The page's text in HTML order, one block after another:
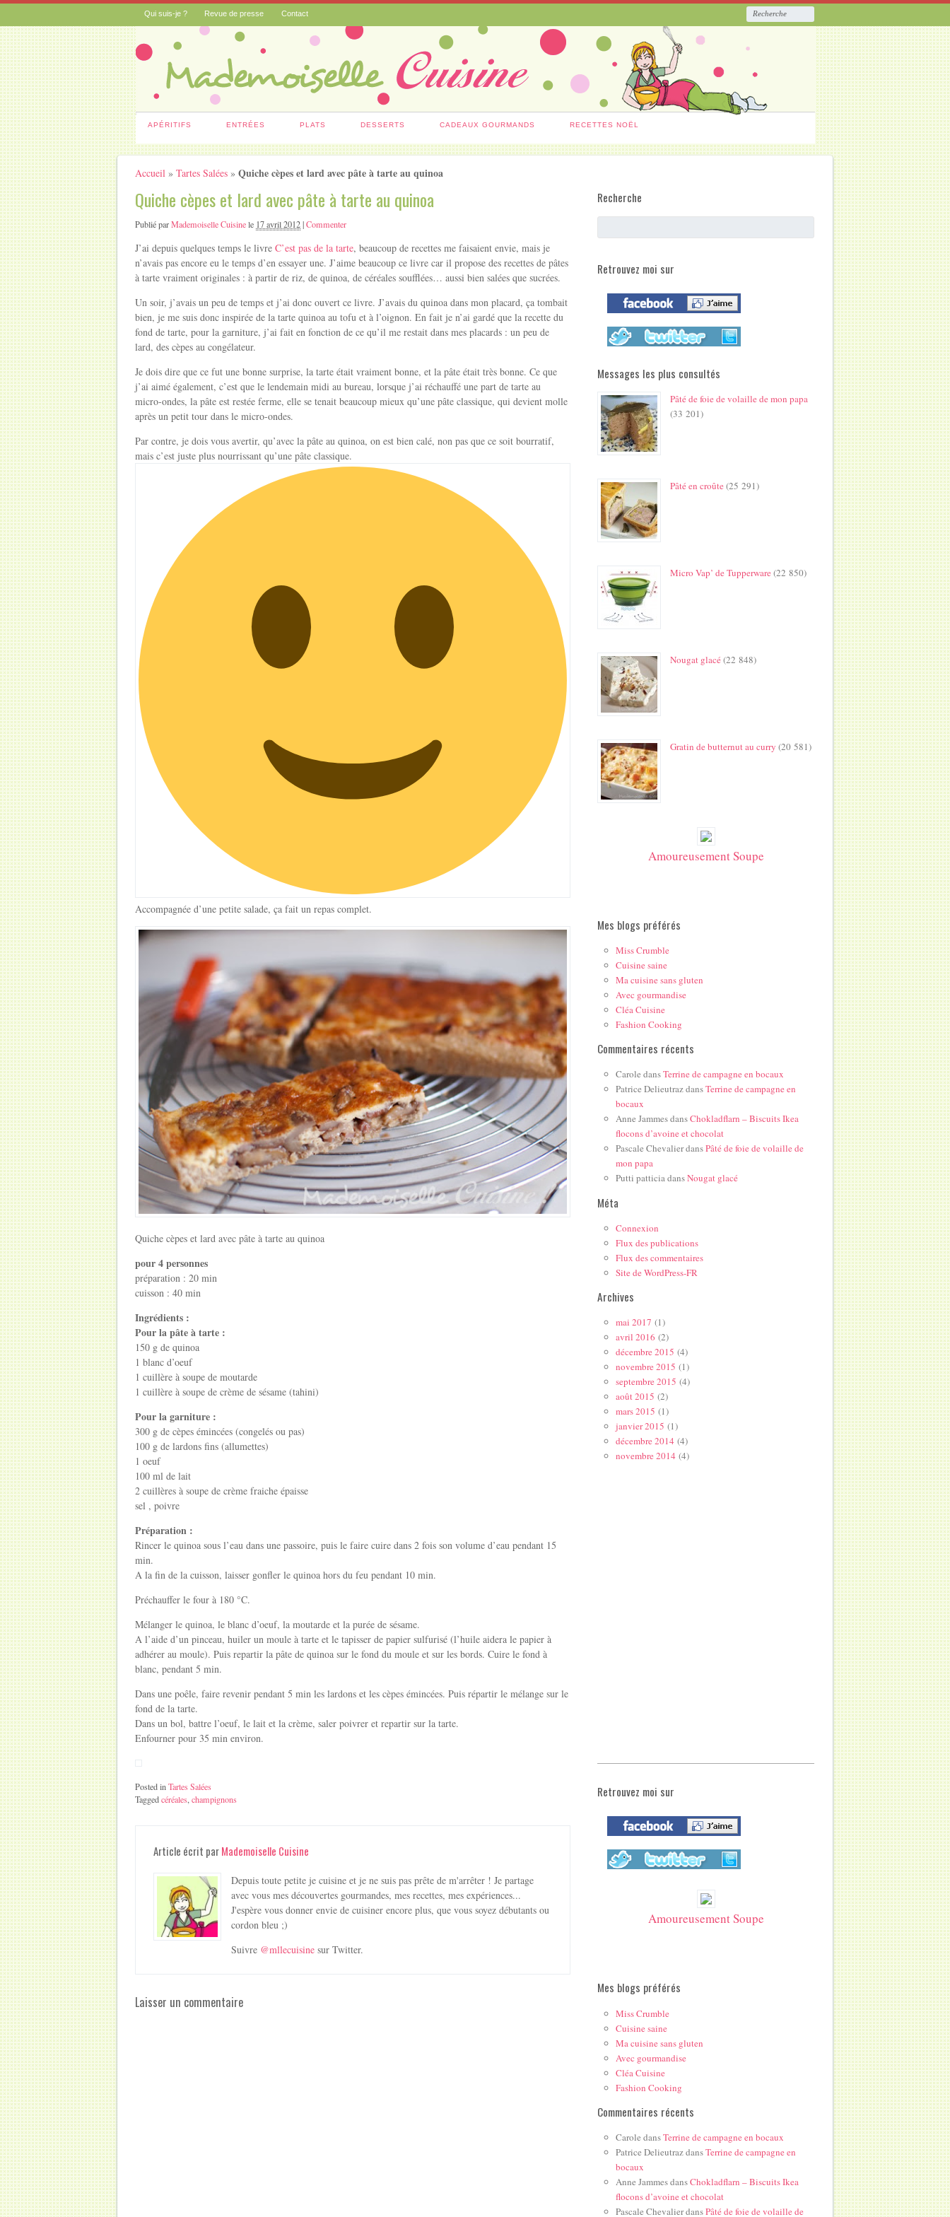
Qui suis-je ? Revue de presse Contact
APÉRITIFS ENTRÉES PLATS DESSERTS CADEAUX GOURMANDS RECETTES NOËL
Accueil »Tartes Salées »Quiche cèpes et lard avec pâte à tarte au quinoa
Quiche cèpes et lard avec pâte à tarte au quinoa
Publié parMademoiselle Cuisinele 17 avril 2012|Commenter
J’ai depuis quelques temps le livreC’est pas de la tarte, beaucoup de recettes me faisaient envie, mais je
n’avais pas encore eu le temps d’en essayer une. J’aime beaucoup ce livre car il propose des recettes de pâtes
à tarte vraiment originales : à partir de riz, de quinoa, de céréales soufflées… aussi bien salées que sucrées.
Un soir, j’avais un peu de temps et j’ai donc ouvert ce livre. J’avais du quinoa dans mon placard, ça tombait
bien, je me suis donc inspirée de la tarte quinoa au tofu et à l’oignon. En fait je n’ai gardé que la recette du
fond de tarte, pour la garniture, j’ai fait en fonction de ce qu’il me restait dans mes placards : un peu de
lard, des cèpes au congélateur.
Je dois dire que ce fut une bonne surprise, la tarte était vraiment bonne, et la pâte était très bonne. Ce que
j’ai aimé également, c’est que le lendemain midi au bureau, lorsque j’ai réchauffé une part de tarte au
micro-ondes, la pâte est restée ferme, elle se tenait beaucoup mieux qu’une pâte classique, qui devient molle
après un petit tour dans le micro-ondes.
Par contre, je dois vous avertir, qu’avec la pâte au quinoa, on est bien calé, non pas que ce soit bourratif,
mais c’est juste plus nourrissant qu’une pâte classique.
Accompagnée d’une petite salade, ça fait un repas complet.
Quiche cèpes et lard avec pâte à tarte au quinoa
pour4 personnes
préparation :20 min
cuisson :40 min
Ingrédients :
Pour la pâte à tarte :
150 gdequinoa
1blanc d’oeuf
1 cuillère à soupe demoutarde
1 cuillère à soupe decrème de sésame (tahini)
Pour la garniture :
300 gdecèpes émincées (congelés ou pas)
100 gdelardons fins (allumettes)
1 oeuf
100 ml delait
2 cuillères à soupe decrème fraiche épaisse
sel ,poivre
Préparation :
Rincer le quinoa sous l’eau dans une passoire, puis le faire cuire dans 2 fois son volume d’eau pendant 15
min.
A la fin de la cuisson, laisser gonfler le quinoa hors du feu pendant 10 min.
Préchauffer le four à 180 °C.
Mélanger le quinoa, le blanc d’oeuf, la moutarde et la purée de sésame.
A l’aide d’un pinceau, huiler un moule à tarte et le tapisser de papier sulfurisé (l’huile aidera le papier à
adhérer au moule). Puis repartir la pâte de quinoa sur le fond du moule et sur les bords. Cuire le fond à
blanc, pendant 5 min.
Dans une poêle, faire revenir pendant 5 min les lardons et les cèpes émincées. Puis répartir le mélange sur le
fond de la tarte.
Dans un bol, battre l’oeuf, le lait et la crème, saler poivrer et repartir sur la tarte.
Enfourner pour 35 min environ.
Posted inTartes Salées
Taggedcéréales,champignons
Article écrit parMademoiselle Cuisine
Depuis toute petite je cuisine et je ne suis pas prête de m'arrêter ! Je partage
avec vous mes découvertes gourmandes, mes recettes, mes expériences...
J'espère vous donner envie de cuisiner encore plus, que vous soyez débutants ou
cordon bleu ;)
Suivre @mllecuisine sur Twitter.
Laisser un commentaire
Recherche
Retrouvez moi sur
Messages les plus consultés
Pâté de foie de volaille de mon papa
(33 201)
Pâté en croûte(25 291)
Micro Vap’ de Tupperware(22 850)
Nougat glacé(22 848)
Gratin de butternut au curry (20 581)
Amoureusement Soupe
Mes blogs préférés
Miss Crumble
Cuisine saine
Ma cuisine sans gluten
Avec gourmandise
Cléa Cuisine
Fashion Cooking
Commentaires récents
Carole dansTerrine de campagne en bocaux
Patrice DelieutrazdansTerrine de campagne en
bocaux
Anne JammesdansChokladflarn – Biscuits Ikea
flocons d’avoine et chocolat
Pascale ChevalierdansPâté de foie de volaille de
mon papa
Putti patticiadansNougat glacé
Méta
Connexion
Flux des publications
Flux des commentaires
Site de WordPress-FR
Archives
mai 2017 (1)
avril 2016 (2)
décembre 2015 (4)
novembre 2015 (1)
septembre 2015 (4)
août 2015 (2)
mars 2015 (1)
janvier 2015 (1)
décembre 2014 (4)
novembre 2014 (4)
Retrouvez moi sur
Amoureusement Soupe
Mes blogs préférés
Miss Crumble
Cuisine saine
Ma cuisine sans gluten
Avec gourmandise
Cléa Cuisine
Fashion Cooking
Commentaires récents
Carole dansTerrine de campagne en bocaux
Patrice DelieutrazdansTerrine de campagne en
bocaux
Anne JammesdansChokladflarn – Biscuits Ikea
flocons d’avoine et chocolat
Pascale ChevalierdansPâté de foie de volaille de